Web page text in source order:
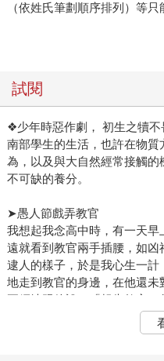
（依姓氏筆劃順序排列）等只
試閱
❖少年時惡作劇， 初生之犢不
南部學生的生活，也許在物
為，以及與大自然經常接觸
不可缺的養分。
➤愚人節戲弄教官
我想起我念高中時，有一天
遠就看到教官兩手插腰，如
逮人的樣子，於是我心生一
地走到教官的身邊，在他還
正經地跟他說：「報吿教官，
在我們那個時代，軍官的帽
的軍徽只能放在帽子前方，